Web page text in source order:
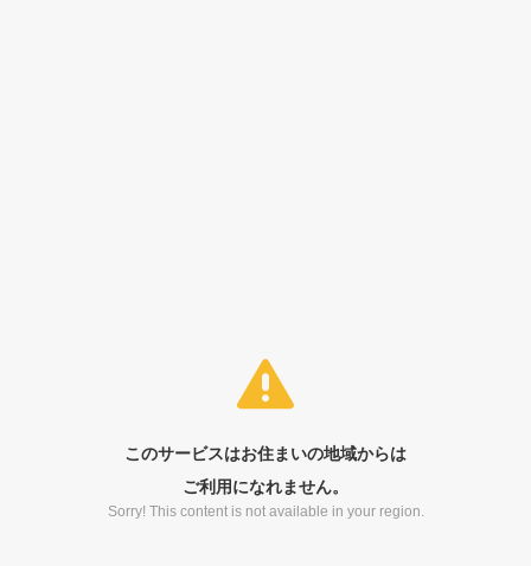
このサービスはお住まいの地域からは
ご利用になれません。
Sorry! This content is not available in your region.